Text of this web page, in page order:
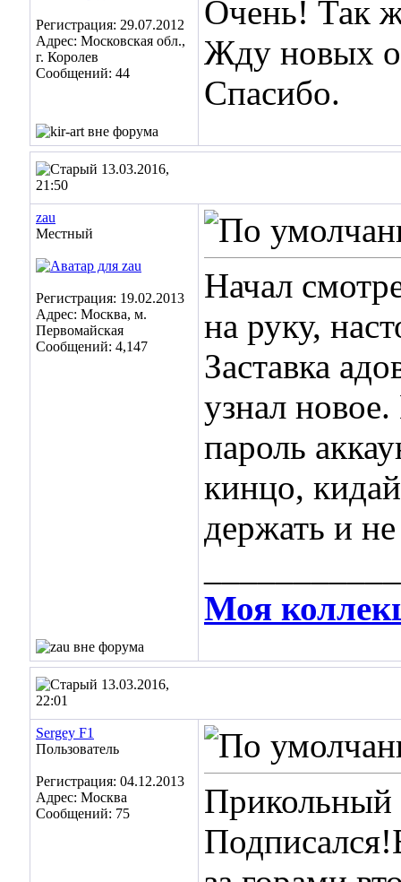
Регистрация: 29.07.2012
Адрес: Московская обл.,
г. Королев
Сообщений: 44
Очень! Так
Жду новых
Спасибо.
13.03.2016,
21:50
zau
Местный
Регистрация: 19.02.2013
Адрес: Москва, м.
Первомайская
Сообщений: 4,147
Начал
на руку,
Заставка
узнал
пароль
кинцо,
держать и
Моя
13.03.2016,
22:01
Sergey F1
Пользователь
Регистрация: 04.12.2013
Адрес: Москва
Сообщений: 75
Прикольный